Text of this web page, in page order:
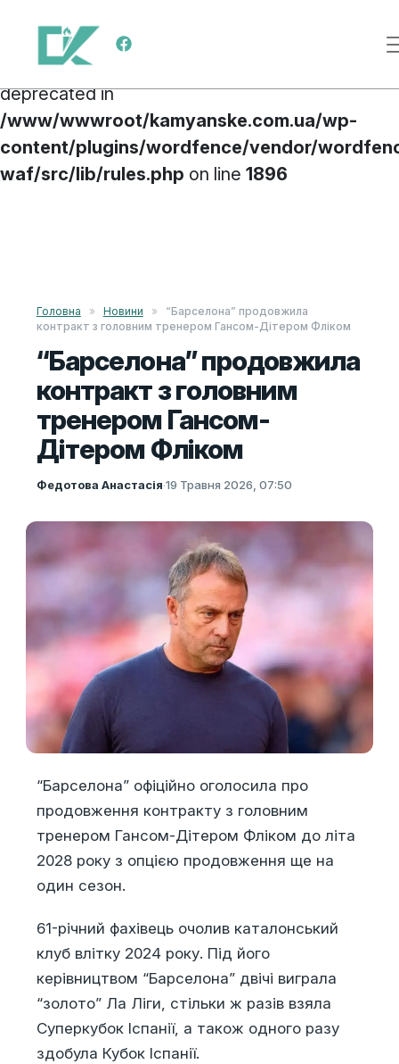
Deprecated
: preg_replace(): Passing null to
parameter #3 ($subject) of type array|string is
deprecated in
/www/wwwroot/kamyanske.com.ua/wp-
content/plugins/wordfence/vendor/
waf/src/lib/rules.php on line 1896
Main Navigation
Головна » Новини »
“Барселона” продовжила
контракт з головним тренером Гансом-Дітером Фліком
“Барселона” продовжила
контракт з головним
тренером Гансом-
Дітером Фліком
Федотова Анастасія·19 Травня 2026, 07:50
“Барселона” офіційно оголосила про
продовження контракту з головним
тренером Гансом-Дітером Фліком до літа
2028 року з опцією продовження ще на
один сезон.
61-річний фахівець очолив каталонський
клуб влітку 2024 року. Під його
керівництвом “Барселона” двічі виграла
“золото” Ла Ліги, стільки ж разів взяла
Суперкубок Іспанії, а також одного разу
здобула Кубок Іспанії.